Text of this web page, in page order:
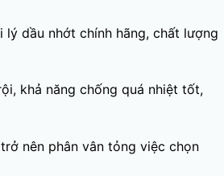
dầu nhớt chính hãng, chất lượng
khả năng chống quá nhiệt tốt,
nên phân vân tỏng việc chọn